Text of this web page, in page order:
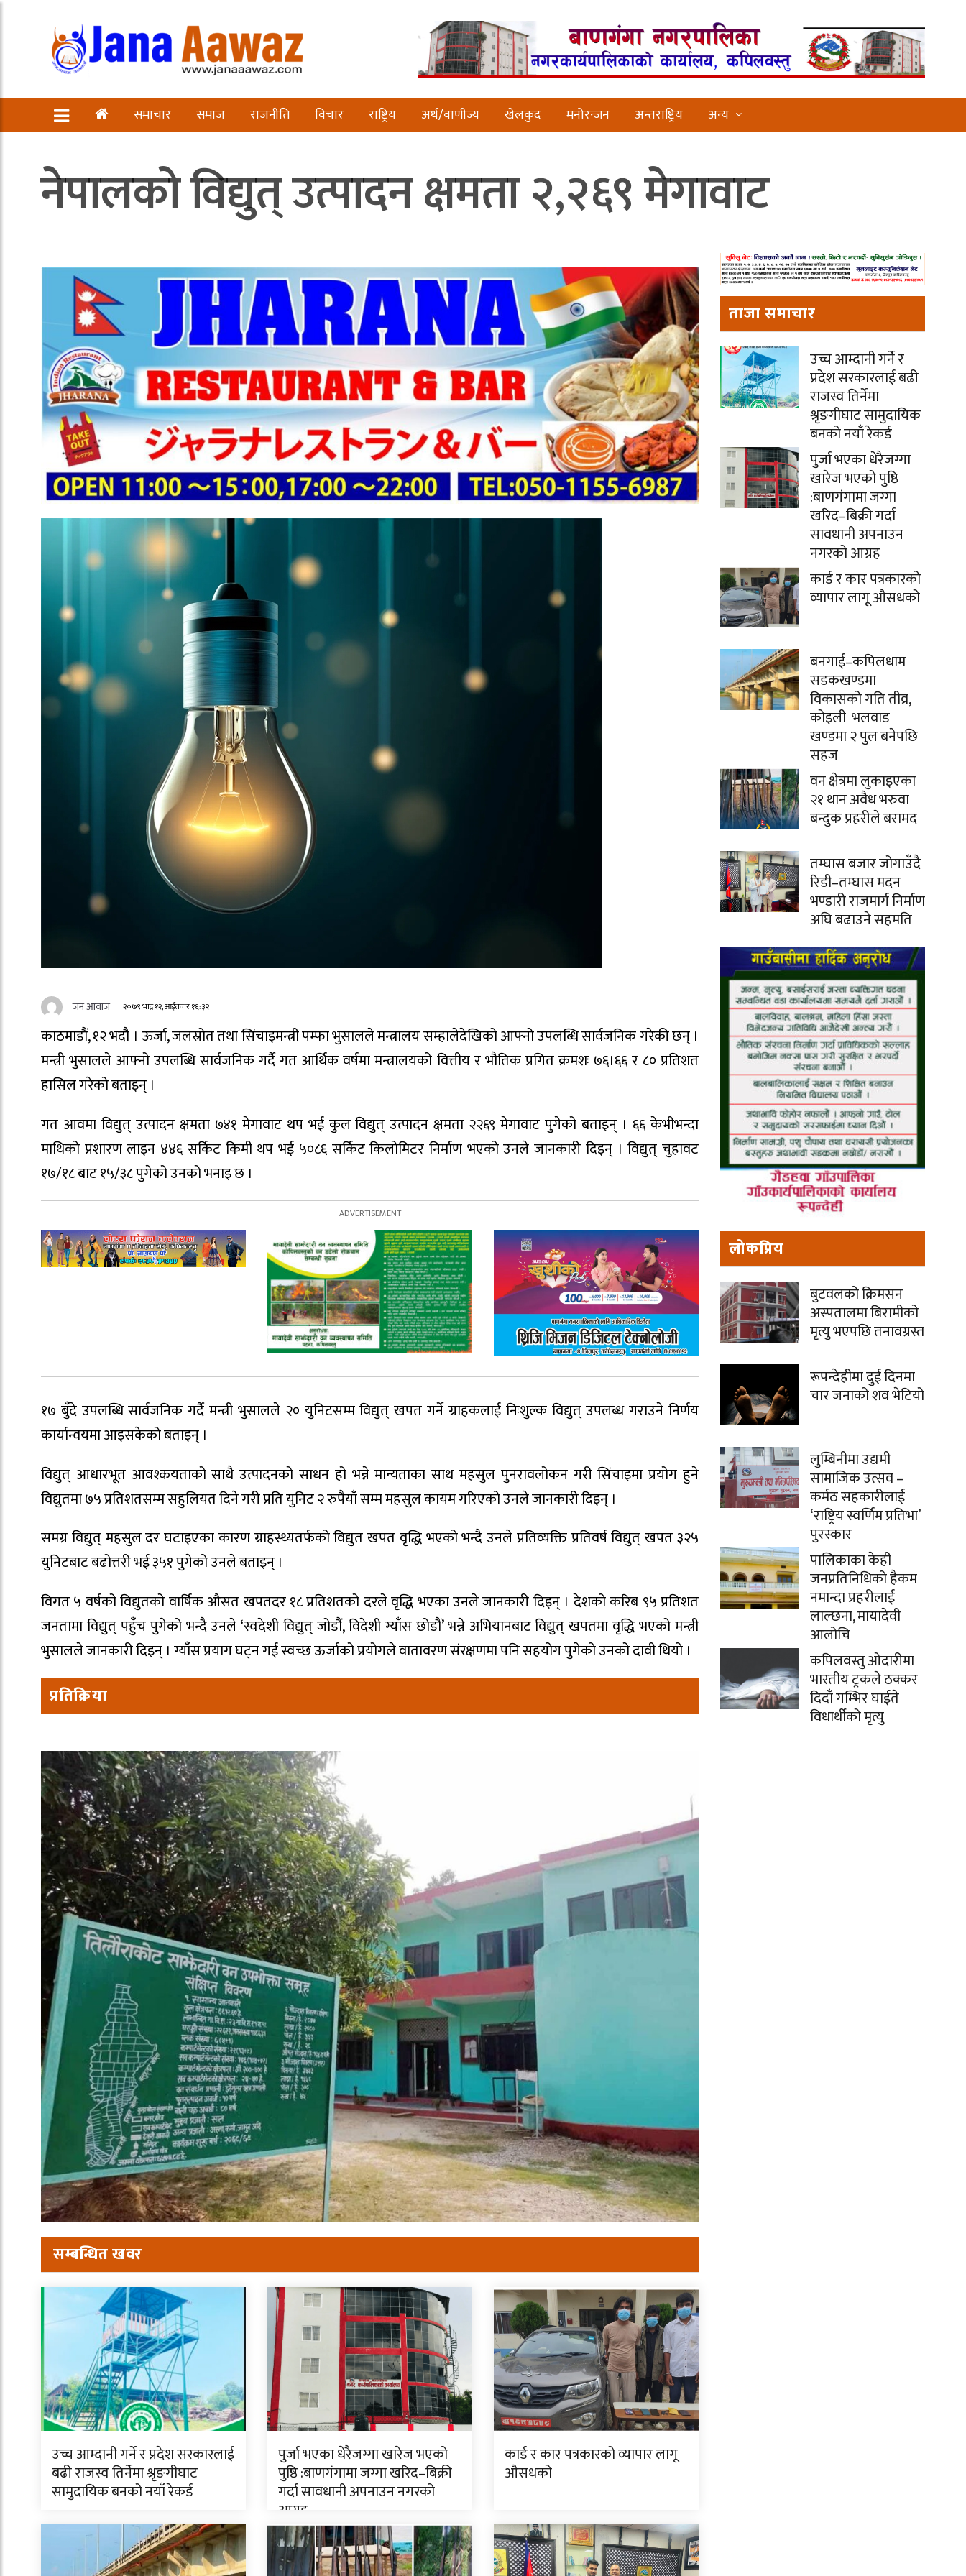
समाचार समाज राजनीति विचार राष्ट्रिय अर्थ/वाणीज्य खेलकुद मनोरन्जन अन्तराष्ट्रिय अन्य
नेपालको विद्युत् उत्पादन क्षमता २,२६९ मेगावाट
जन आवाज २०७९ भाद्र १२, आईतवार १६:३२
काठमाडौं, १२ भदौ । ऊर्जा, जलस्रोत तथा सिंचाइमन्त्री पम्फा भुसालले मन्त्रालय सम्हालेदेखिको आफ्नो उपलब्धि सार्वजनिक गरेकी छन् ।
मन्त्री भुसालले आफ्नो उपलब्धि सार्वजनिक गर्दै गत आर्थिक वर्षमा मन्त्रालयको वित्तीय र भौतिक प्रगित क्रमशः ७६।६६ र ८० प्रतिशत
हासिल गरेको बताइन् ।
गत आवमा विद्युत् उत्पादन क्षमता ७४१ मेगावाट थप भई कुल विद्युत् उत्पादन क्षमता २२६९ मेगावाट पुगेको बताइन् । ६६ केभीभन्दा
माथिको प्रशारण लाइन ४४६ सर्किट किमी थप भई ५०८६ सर्किट किलोमिटर निर्माण भएको उनले जानकारी दिइन् । विद्युत् चुहावट
१७/१८ बाट १५/३८ पुगेको उनको भनाइ छ ।
१७ बुँदे उपलब्धि सार्वजनिक गर्दै मन्त्री भुसालले २० युनिटसम्म विद्युत् खपत गर्ने ग्राहकलाई निःशुल्क विद्युत् उपलब्ध गराउने निर्णय
कार्यान्वयमा आइसकेको बताइन् ।
विद्युत् आधारभूत आवश्कयताको साथै उत्पादनको साधन हो भन्ने मान्यताका साथ महसुल पुनरावलोकन गरी सिंचाइमा प्रयोग हुने
विद्युतमा ७५ प्रतिशतसम्म सहुलियत दिने गरी प्रति युनिट २ रुपैयाँ सम्म महसुल कायम गरिएको उनले जानकारी दिइन् ।
समग्र विद्युत् महसुल दर घटाइएका कारण ग्राहस्थ्यतर्फको विद्युत खपत वृद्धि भएको भन्दै उनले प्रतिव्यक्ति प्रतिवर्ष विद्युत् खपत ३२५
युनिटबाट बढोत्तरी भई ३५१ पुगेको उनले बताइन् ।
विगत ५ वर्षको विद्युतको वार्षिक औसत खपतदर १८ प्रतिशतको दरले वृद्धि भएका उनले जानकारी दिइन् । देशको करिब ९५ प्रतिशत
जनतामा विद्युत् पहुँच पुगेको भन्दै उनले ‘स्वदेशी विद्युत् जोडौं, विदेशी ग्याँस छोडौं’ भन्ने अभियानबाट विद्युत् खपतमा वृद्धि भएको मन्त्री
भुसालले जानकारी दिइन् । ग्याँस प्रयाग घट्न गई स्वच्छ ऊर्जाको प्रयोगले वातावरण संरक्षणमा पनि सहयोग पुगेको उनको दावी थियो ।
प्रतिक्रिया
सम्बन्धित खवर
उच्च आम्दानी गर्ने र प्रदेश सरकारलाई
बढी राजस्व तिर्नेमा श्रृङगीघाट
सामुदायिक बनको नयाँ रेकर्ड
पुर्जा भएका धेरैजग्गा खारेज भएको
पुष्ठि :बाणगंगामा जग्गा खरिद–बिक्री
गर्दा सावधानी अपनाउन नगरको
आग्रह
कार्ड र कार पत्रकारको व्यापार लागू
औसधको
ताजा समाचार
उच्च आम्दानी गर्ने र
प्रदेश सरकारलाई बढी
राजस्व तिर्नेमा
श्रृङगीघाट सामुदायिक
बनको नयाँ रेकर्ड
पुर्जा भएका धेरैजग्गा
खारेज भएको पुष्ठि
:बाणगंगामा जग्गा
खरिद–बिक्री गर्दा
सावधानी अपनाउन
नगरको आग्रह
कार्ड र कार पत्रकारको
व्यापार लागू औसधको
बनगाई–कपिलधाम
सडकखण्डमा
विकासको गति तीव्र,
कोइली भलवाड
खण्डमा २ पुल बनेपछि
सहज
वन क्षेत्रमा लुकाइएका
२१ थान अवैध भरुवा
बन्दुक प्रहरीले बरामद
तम्घास बजार जोगाउँदै
रिडी–तम्घास मदन
भण्डारी राजमार्ग निर्माण
अघि बढाउने सहमति
लोकप्रिय
बुटवलको क्रिमसन
अस्पतालमा बिरामीको
मृत्यु भएपछि तनावग्रस्त
रूपन्देहीमा दुई दिनमा
चार जनाको शव भेटियो
लुम्बिनीमा उद्यमी
सामाजिक उत्सव –
कर्मठ सहकारीलाई
‘राष्ट्रिय स्वर्णिम प्रतिभा’
पुरस्कार
पालिकाका केही
जनप्रतिनिधिको हैकम
नमान्दा प्रहरीलाई
लाल्छना, मायादेवी
आलोचि
कपिलवस्तु ओदारीमा
भारतीय ट्रकले ठक्कर
दिदाँ गम्भिर घाईते
विधार्थीको मृत्यु